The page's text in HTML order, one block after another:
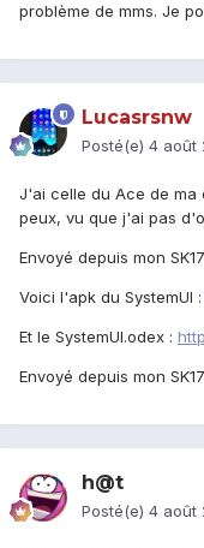
problème de mms. Je
Lucasrsnw
Posté(e) 4 août
J'ai celle du Ace de ma
peux, vu que j'ai pas
Envoyé depuis mon
Voici l'apk du SystemUI :
Et le SystemUI.odex :
Envoyé depuis mon
h@t
Posté(e) 4 août